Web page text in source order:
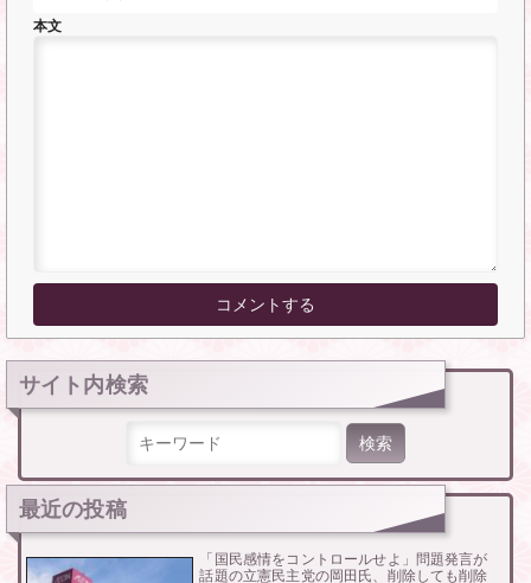
本文
サイト内検索
最近の投稿
「国民感情をコントロールせよ」問題発言が
話題の立憲民主党の岡田氏、削除しても削除